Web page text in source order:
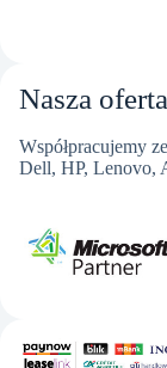
Nasza oferta
Współpracujemy
Dell, HP, Lenovo,